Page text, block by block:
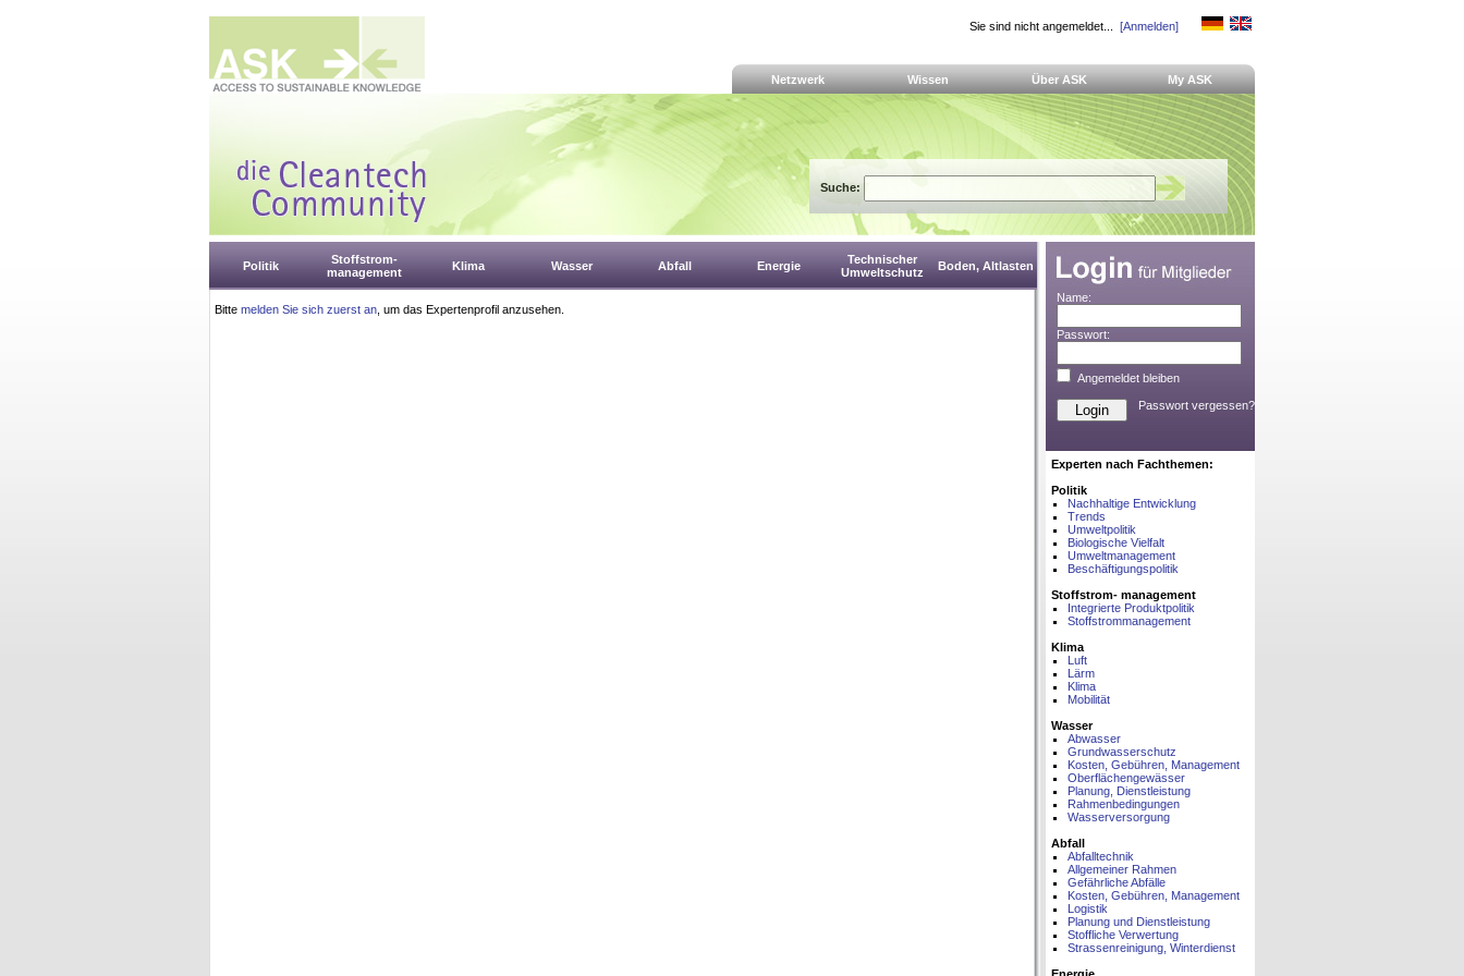
Sie sind nicht angemeldet... [Anmelden]
Netzwerk Wissen Über ASK My ASK
Suche:
Politik
Stoffstrom-
management
Klima Wasser Abfall Energie
Technischer
Umweltschutz
Boden, Altlasten
Bitte melden Sie sich zuerst an , um das Expertenprofil anzusehen.
Name:
Passwort:
Angemeldet bleiben
Passwort vergessen?
Experten nach Fachthemen:
Politik
Nachhaltige Entwicklung
Trends
Umweltpolitik
Biologische Vielfalt
Umweltmanagement
Beschäftigungspolitik
Stoffstrom- management
Integrierte Produktpolitik
Stoffstrommanagement
Klima
Luft
Lärm
Klima
Mobilität
Wasser
Abwasser
Grundwasserschutz
Kosten, Gebühren, Management
Oberflächengewässer
Planung, Dienstleistung
Rahmenbedingungen
Wasserversorgung
Abfall
Abfalltechnik
Allgemeiner Rahmen
Gefährliche Abfälle
Kosten, Gebühren, Management
Logistik
Planung und Dienstleistung
Stoffliche Verwertung
Strassenreinigung, Winterdienst